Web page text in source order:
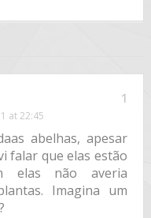
1
at 22:45
abelhas, apesar
falar que elas estão
elas não averia
Imagina um